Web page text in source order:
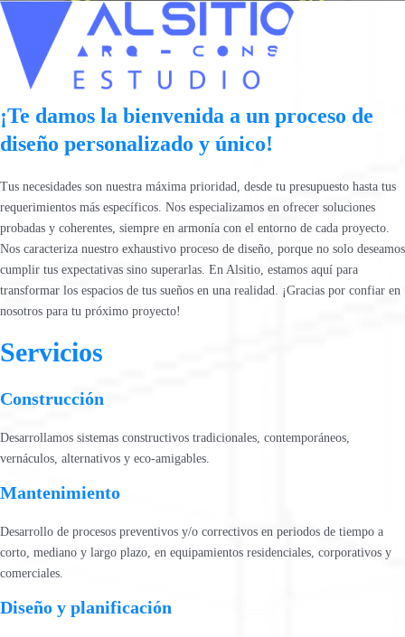
¡Te damos la bienvenida a un proceso de
diseño personalizado y único!
Tus necesidades son nuestra máxima prioridad, desde tu presupuesto hasta tus
requerimientos más específicos. Nos especializamos en ofrecer soluciones
probadas y coherentes, siempre en armonía con el entorno de cada proyecto.
Nos caracteriza nuestro exhaustivo proceso de diseño, porque no solo deseamos
cumplir tus expectativas sino superarlas. En Alsitio, estamos aquí para
transformar los espacios de tus sueños en una realidad. ¡Gracias por confiar en
nosotros para tu próximo proyecto!
Servicios
Construcción
Desarrollamos sistemas constructivos tradicionales, contemporáneos,
vernáculos, alternativos y eco-amigables.
Mantenimiento
Desarrollo de procesos preventivos y/o correctivos en periodos de tiempo a
corto, mediano y largo plazo, en equipamientos residenciales, corporativos y
comerciales.
Diseño y planificación